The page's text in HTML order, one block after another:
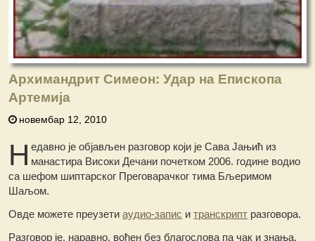
Архимандрит Симеон: Удар на Епископа
Артемија
новембар 12, 2010
Н едавно је објављен разговор који је Сава Јањић из
манастира Високи Дечани почетком 2006. године водио
са шефом шиптарског Преговарачког тима Бљеримом
Шаљом.
Овде можете преузетиаудио-запис итранскрипт разговора.
Разговор је, наравно, вођен без благослова па чак и знања,